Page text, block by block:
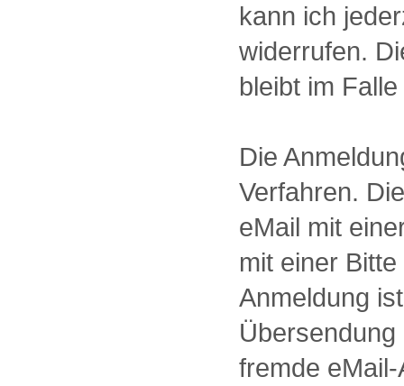
kann ich
widerrufen.
bleibt im
Die
Verfahren.
eMail mit
mit einer
Anmeldung
fremde